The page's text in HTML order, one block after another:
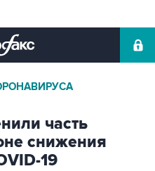
часть
снижения
19